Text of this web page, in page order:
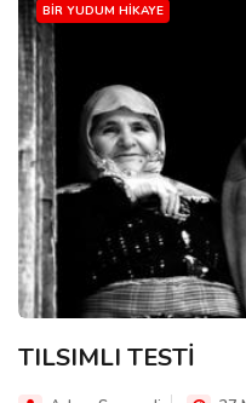
BIR YUDUM HIKAYE
TILSIMLI TESTİ